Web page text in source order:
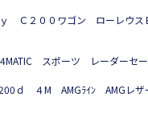
Ｃ２００ワゴン ローレウ
スポーツ レーダーセー
ｄ ４M AMGﾗｲﾝ AMGレザ